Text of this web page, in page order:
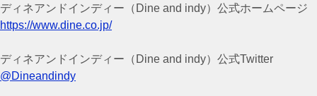
ディネアンドインディー（Dine and indy）公式ホームページ
https://www.dine.co.jp/
ディネアンドインディー（Dine and indy）公式Twitter
@Dineandindy